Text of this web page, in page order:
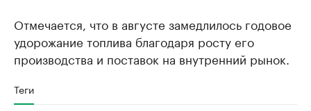
Отмечается, что в августе замедлилось годовое
удорожание топлива благодаря росту его
производства и поставок на внутренний рынок.
Теги